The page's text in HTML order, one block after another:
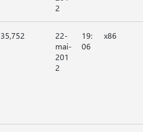
2
35,752
22-
mai-
201
2
19:
06
x86